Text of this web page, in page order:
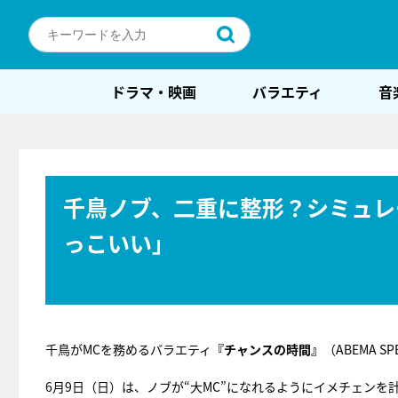
ドラマ・映画 バラエティ 音
千鳥ノブ、二重に整形？シミュ
っこいい」
千鳥がMCを務めるバラエティ 『チャンスの時間』 （ABEMA
6月9日（日）は、ノブが“大MC”になれるようにイメチェン